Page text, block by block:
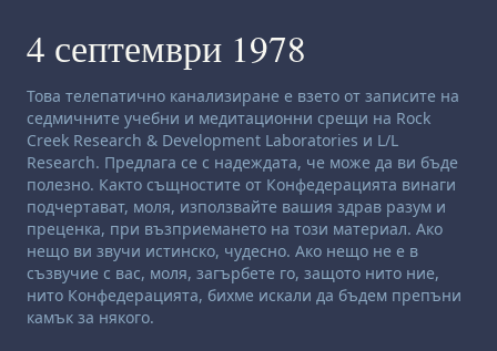
4 септември 1978
Отказ от отговорност за ченълинг:
Това телепатично канализиране е взето от записите на
седмичните учебни и медитационни срещи на Rock
Creek Research & Development Laboratories и L/L
Research. Предлага се с надеждата, че може да ви бъде
полезно. Както същностите от Конфедерацията винаги
подчертават, моля, използвайте вашия здрав разум и
преценка, при възприемането на този материал. Ако
нещо ви звучи истинско, чудесно. Ако нещо не е в
съзвучие с вас, моля, загърбете го, защото нито ние,
нито Конфедерацията, бихме искали да бъдем препъни
камък за някого.